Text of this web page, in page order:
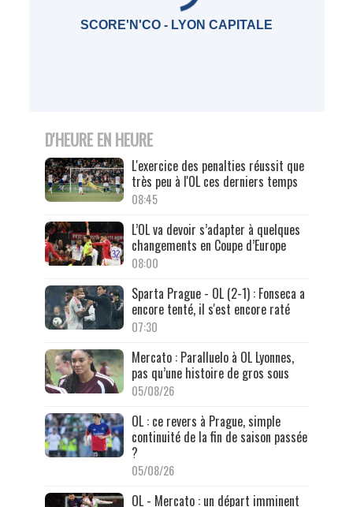
SCORE'N'CO - LYON CAPITALE
D'HEURE EN HEURE
L'exercice des penalties réussit que
très peu à l'OL ces derniers temps
08:45
L’OL va devoir s’adapter à quelques
changements en Coupe d’Europe
08:00
Sparta Prague - OL (2-1) : Fonseca a
encore tenté, il s'est encore raté
07:30
Mercato : Paralluelo à OL Lyonnes,
pas qu’une histoire de gros sous
05/08/26
OL : ce revers à Prague, simple
continuité de la fin de saison passée
?
05/08/26
OL - Mercato : un départ imminent